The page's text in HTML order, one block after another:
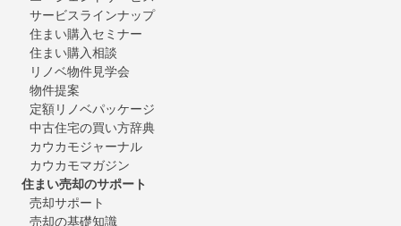
サービスラインナップ
住まい購入セミナー
住まい購入相談
リノベ物件見学会
物件提案
定額リノベパッケージ
中古住宅の買い方辞典
カウカモジャーナル
カウカモマガジン
住まい売却のサポート
売却サポート
売却の基礎知識